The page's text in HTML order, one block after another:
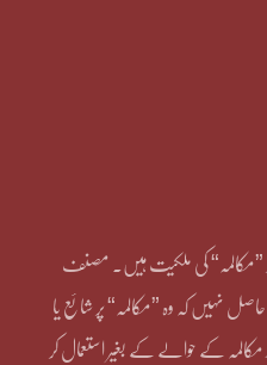
”مکالمہ“ کی ملکیت ہیں۔ مصنف
نہیں کہ وہ ”مکالمہ“ پر شائع یا
مکالمہ کے حوالے کے بغیر استعمال کر